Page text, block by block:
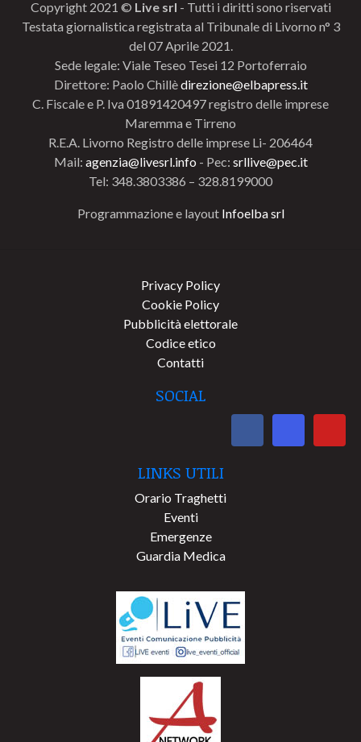
Copyright 2021 © Live srl - Tutti i diritti sono riservati
Testata giornalistica registrata al Tribunale di Livorno n° 3
del 07 Aprile 2021.
Sede legale: Viale Teseo Tesei 12 Portoferraio
Direttore: Paolo Chillèdirezione@elbapress.it
C. Fiscale e P. Iva 01891420497 registro delle imprese
Maremma e Tirreno
R.E.A. Livorno Registro delle imprese Li- 206464
Mail: agenzia@livesrl.info - Pec: srllive@pec.it
Tel: 348.3803386 – 328.8199000
Programmazione e layout Infoelba srl
Privacy Policy
Cookie Policy
Pubblicità elettorale
Codice etico
Contatti
SOCIAL
LINKS UTILI
Orario Traghetti
Eventi
Emergenze
Guardia Medica